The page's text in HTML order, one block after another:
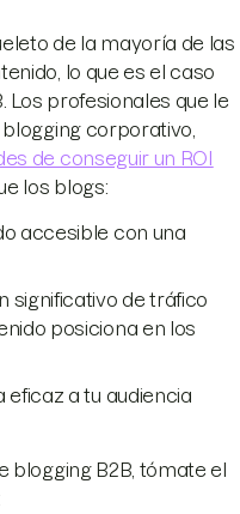
de la mayoría de las
lo que es el caso
Los profesionales que le
corporativo,
de conseguir un ROI
los blogs:
accesible con una
significativo de tráfico
posiciona en los
eficaz a tu audiencia
blogging B2B, tómate el